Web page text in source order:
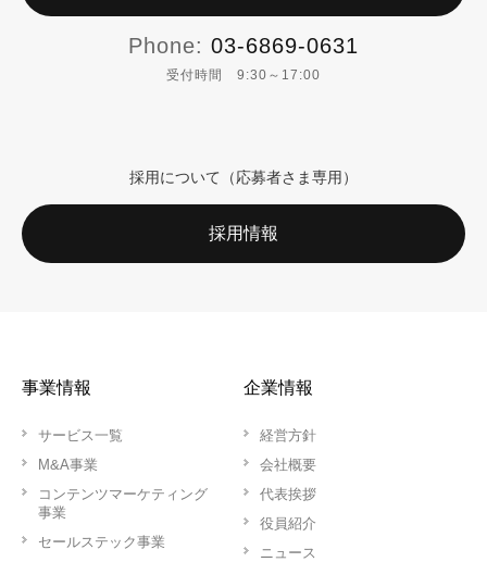
Phone: 03-6869-0631
受付時間 9:30～17:00
採用について（応募者さま専用）
採用情報
事業情報
サービス一覧
M&A事業
コンテンツマーケティング
事業
セールステック事業
企業情報
経営方針
会社概要
代表挨拶
役員紹介
ニュース